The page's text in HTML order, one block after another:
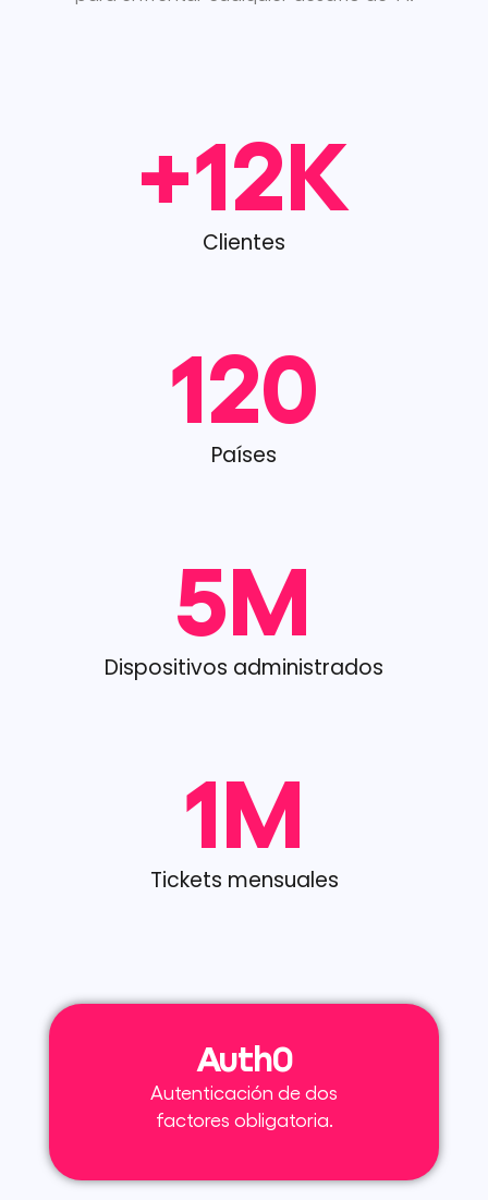
Clientes
+12K
Países
120
Dispositivos administrados
5M
Tickets mensuales
1M
Auth0
Autenticación de dos
factores obligatoria.